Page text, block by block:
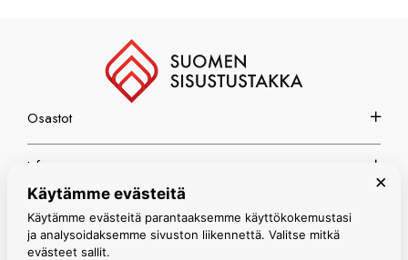
Osastot
Info
Espoon myymälä
×
Käytämme evästeitä
Käytämme evästeitä parantaaksemme käyttökokemustasi
ja analysoidaksemme sivuston liikennettä. Valitse mitkä
evästeet sallit.